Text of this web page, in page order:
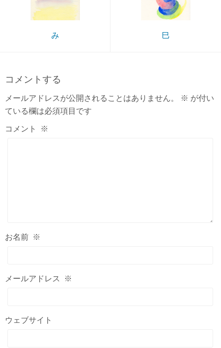
み 巳
コメントする
メールアドレスが公開されることはありません。 ※ が付い
ている欄は必須項目です
コメント ※
お名前 ※
メールアドレス ※
ウェブサイト